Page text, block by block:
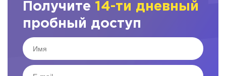
Получите 14-ти дневный
пробный доступ